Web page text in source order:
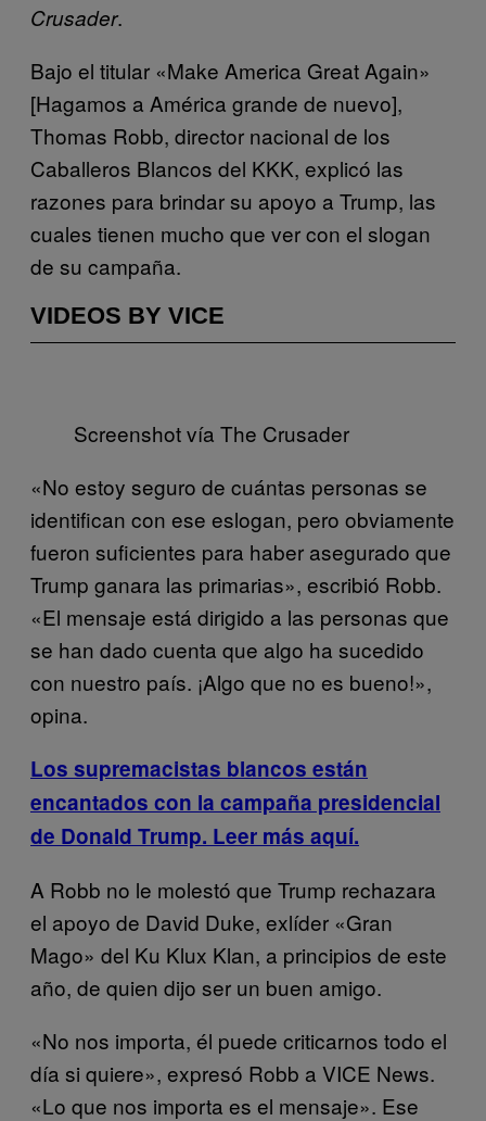
Crusader.
Bajo el titular «Make America Great Again»
[Hagamos a América grande de nuevo],
Thomas Robb, director nacional de los
Caballeros Blancos del KKK, explicó las
razones para brindar su apoyo a Trump, las
cuales tienen mucho que ver con el slogan
de su campaña.
VIDEOS BY VICE
Screenshot vía The Crusader
«No estoy seguro de cuántas personas se
identifican con ese eslogan, pero obviamente
fueron suficientes para haber asegurado que
Trump ganara las primarias», escribió Robb.
«El mensaje está dirigido a las personas que
se han dado cuenta que algo ha sucedido
con nuestro país. ¡Algo que no es bueno!»,
opina.
Los supremacistas blancos están
encantados con la campaña presidencial
de Donald Trump. Leer más aquí.
A Robb no le molestó que Trump rechazara
el apoyo de David Duke, exlíder «Gran
Mago» del Ku Klux Klan, a principios de este
año, de quien dijo ser un buen amigo.
«No nos importa, él puede criticarnos todo el
día si quiere», expresó Robb a VICE News.
«Lo que nos importa es el mensaje». Ese